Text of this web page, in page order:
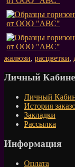
жалюзи, расцветки,
Личный
Личный
История
Закладки
Рассылка
Информация
Оплата